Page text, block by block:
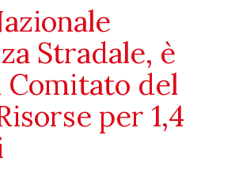
Stradale, è
del
per 1,4